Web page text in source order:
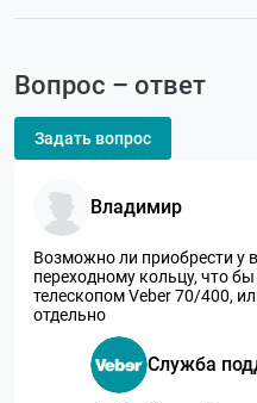
Вопрос – ответ
Задать вопрос
Владимир
Возможно ли приобрести у
переходному кольцу, что
телескопом Veber 70/400,
отдельно
Служба